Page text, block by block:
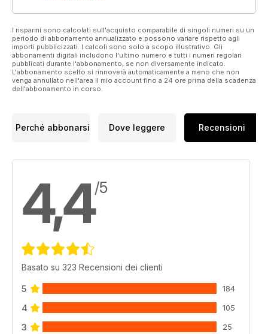
I risparmi sono calcolati sull'acquisto comparabile di singoli numeri su un
periodo di abbonamento annualizzato e possono variare rispetto agli
importi pubblicizzati. I calcoli sono solo a scopo illustrativo. Gli
abbonamenti digitali includono l'ultimo numero e tutti i numeri regolari
pubblicati durante l'abbonamento, se non diversamente indicato.
L'abbonamento scelto si rinnoverà automaticamente a meno che non
venga annullato nell'area Il mio account fino a 24 ore prima della scadenza
dell'abbonamento in corso.
Perché abbonarsi Dove leggere Recensioni
4,4/5
Basato su 323 Recensioni dei clienti
5 184
4 105
3 25